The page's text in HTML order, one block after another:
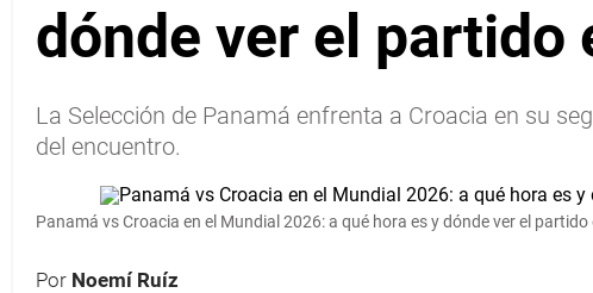
dónde ver el partido
La Selección de Panamá enfrenta a Croacia en su
del encuentro.
Panamá vs Croacia en el Mundial 2026: a qué hora es y dónde ver el
Por Noemí Ruíz